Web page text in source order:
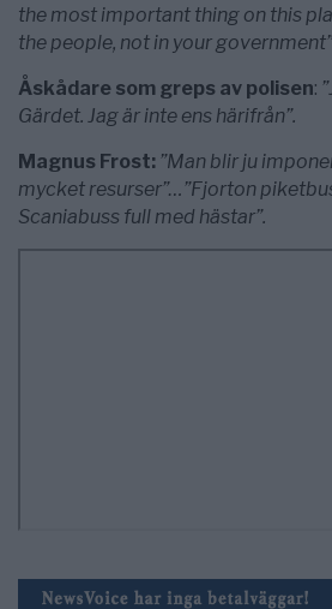
the most important thing on this
the people, not in your
Åskådare som greps av polisen:
Gärdet. Jag är inte ens härifrån”.
Magnus Frost: ”Man blir ju
mycket resurser”…”Fjorton
Scaniabuss full med hästar”.